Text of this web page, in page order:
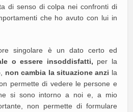
di senso di colpa nei confronti di
che ho avuto con lui in
singolare è un dato certo ed
o essere insoddisfatti, per la
non cambia la situazione anzi la
permette di vedere le persone e
si sono intorno a noi e, a mio
non permette di formulare